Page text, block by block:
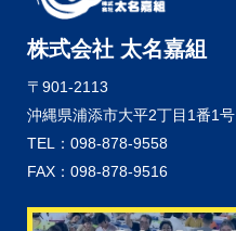
株式会社 太名嘉組
〒901-2113
沖縄県浦添市大平2丁目1番1号
TEL：098-878-9558
FAX：098-878-9516